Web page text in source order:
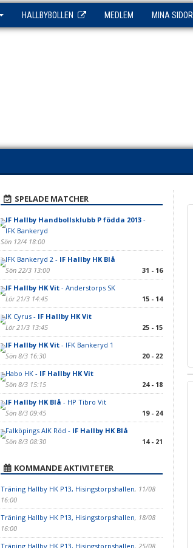
HALLBYBOLLEN MEDLEM MINA SIDOR
SPELADE MATCHER
IF Hallby Handbollsklubb P födda 2013-
IFK Bankeryd
Sön 12/4 18:00
IFK Bankeryd 2 - IF Hallby HK Blå
Sön 22/3 13:00
31 - 16
IF Hallby HK Vit- Anderstorps SK
Lör 21/3 14:45
15 - 14
IK Cyrus - IF Hallby HK Vit
Lör 21/3 13:45
25 - 15
IF Hallby HK Vit- IFK Bankeryd 1
Sön 8/3 16:30
20 - 22
Habo HK - IF Hallby HK Vit
Sön 8/3 15:15
24 - 18
IF Hallby HK Blå - HP Tibro Vit
Sön 8/3 09:45
19 - 24
Falköpings AIK Röd - IF Hallby HK Blå
Sön 8/3 08:30
14 - 21
KOMMANDE AKTIVITETER
Träning Hallby HK P13, Hisingstorpshallen, 11/08
16:00
Träning Hallby HK P13, Hisingstorpshallen, 18/08
16:00
Träning Hallby HK P13, Hisingstorpshallen, 25/08